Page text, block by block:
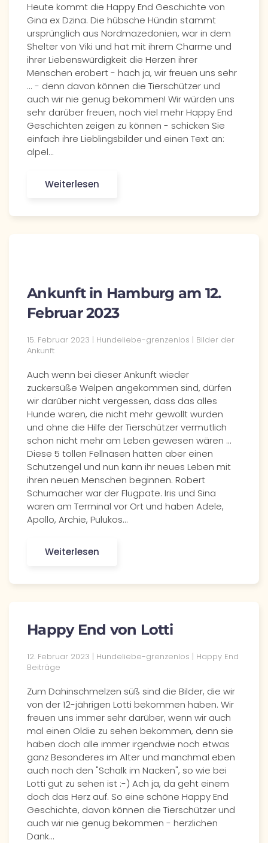
Heute kommt die Happy End Geschichte von
Gina ex Dzina. Die hübsche Hündin stammt
ursprünglich aus Nordmazedonien, war in dem
Shelter von Viki und hat mit ihrem Charme und
ihrer Liebenswürdigkeit die Herzen ihrer
Menschen erobert - hach ja, wir freuen uns sehr
... - denn davon können die Tierschützer und
auch wir nie genug bekommen! Wir würden uns
sehr darüber freuen, noch viel mehr Happy End
Geschichten zeigen zu können - schicken Sie
einfach ihre Lieblingsbilder und einen Text an:
alpel…
Weiterlesen
Ankunft in Hamburg am 12.
Februar 2023
15. Februar 2023 | Hundeliebe-grenzenlos | Bilder der
Ankunft
Auch wenn bei dieser Ankunft wieder
zuckersüße Welpen angekommen sind, dürfen
wir darüber nicht vergessen, dass das alles
Hunde waren, die nicht mehr gewollt wurden
und ohne die Hilfe der Tierschützer vermutlich
schon nicht mehr am Leben gewesen wären ...
Diese 5 tollen Fellnasen hatten aber einen
Schutzengel und nun kann ihr neues Leben mit
ihren neuen Menschen beginnen. Robert
Schumacher war der Flugpate. Iris und Sina
waren am Terminal vor Ort und haben Adele,
Apollo, Archie, Pulukos…
Weiterlesen
Happy End von Lotti
12. Februar 2023 | Hundeliebe-grenzenlos | Happy End
Beiträge
Zum Dahinschmelzen süß sind die Bilder, die wir
von der 12-jährigen Lotti bekommen haben. Wir
freuen uns immer sehr darüber, wenn wir auch
mal einen Oldie zu sehen bekommen, denn sie
haben doch alle immer irgendwie noch etwas
ganz Besonderes im Alter und manchmal eben
auch noch den "Schalk im Nacken", so wie bei
Lotti gut zu sehen ist :-) Ach ja, da geht einem
doch das Herz auf. So eine schöne Happy End
Geschichte, davon können die Tierschützer und
auch wir nie genug bekommen - herzlichen
Dank…